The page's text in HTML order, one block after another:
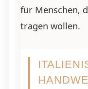
für Menschen,
tragen wollen.